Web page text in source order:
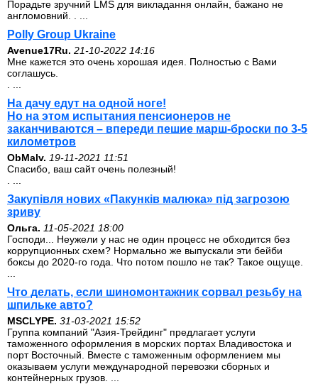
Порадьте зручний LMS для викладання онлайн, бажано не
англомовний. . ...
Polly Group Ukraine
Avenue17Ru. 21-10-2022 14:16
Мне кажется это очень хорошая идея. Полностью с Вами
соглашусь.
На дачу едут на одной ноге!
Но на этом испытания пенсионеров не
заканчиваются – впереди пешие марш-броски по 3-5
километров
ОbMalv. 19-11-2021 11:51
Спасибо, ваш сайт очень полезный!
Закупівля нових «Пакунків малюка» під загрозою
зриву
Ольга. 11-05-2021 18:00
Господи... Неужели у нас не один процесс не обходится без
коррупционных схем? Нормально же выпускали эти бейби
боксы до 2020-го года. Что потом пошло не так? Такое ощуще.
Что делать, если шиномонтажник сорвал резьбу на
шпильке авто?
MSCLYPE. 31-03-2021 15:52
Группа компаний "Азия-Трейдинг" предлагает услуги
таможенного оформления в морских портах Владивостока и
порт Восточный. Вместе с таможенным оформлением мы
оказываем услуги международной перевозки сборных и
контейнерных грузов. ...